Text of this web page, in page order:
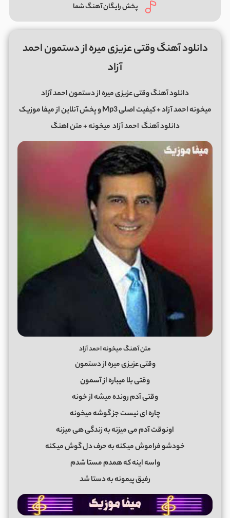
پخش رایگان آهنگ شما
دانلود آهنگ وقتی عزیزی میره از دستمون احمد
آزاد
دانلود آهنگ وقتی عزیزی میره از دستمون احمد آزاد
میخونه احمد آزاد + کیفیت اصلی Mp3 و پخش آنلاین از میفا موزیک
دانلود آهنگ احمد آزاد میخونه + متن اهنگ
متن آهنگ میخونه احمد آزاد
وقتی عزیزی میره از دستمون
وقتی بلا میباره از آسمون
وقتی آدم رونده میشه از خونه
چاره ای نیست جز گوشه میخونه
اونوقت آدم می میزنه به زندگی هی میزنه
خودشو فراموش میکنه به حرف دل گوش میکنه
واسه اینه که همدم مستا شدم
رفیق پیمونه به دستا شد